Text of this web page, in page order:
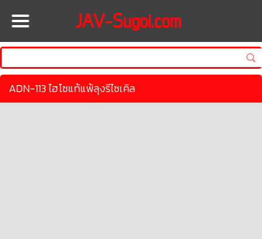
ADN-113 ไฮโซแท้แพ้ลุงรีไซเคิล